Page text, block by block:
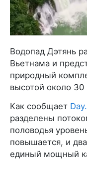
Водопад Дэтянь
Вьетнама и
природный
высотой около 30
Как сообщает
разделены
половодья
повышается, и
единый мощный